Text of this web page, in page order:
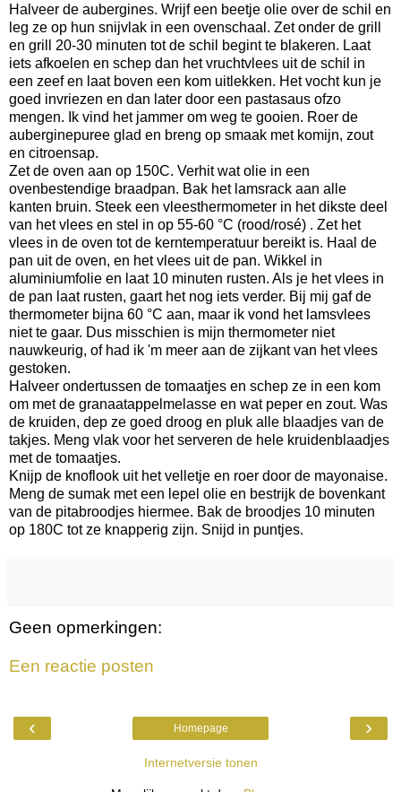
Halveer de aubergines. Wrijf een beetje olie over de schil en
leg ze op hun snijvlak in een ovenschaal. Zet onder de grill
en grill 20-30 minuten tot de schil begint te blakeren. Laat
iets afkoelen en schep dan het vruchtvlees uit de schil in
een zeef en laat boven een kom uitlekken. Het vocht kun je
goed invriezen en dan later door een pastasaus ofzo
mengen. Ik vind het jammer om weg te gooien. Roer de
auberginepuree glad en breng op smaak met komijn, zout
en citroensap.
Zet de oven aan op 150C. Verhit wat olie in een
ovenbestendige braadpan. Bak het lamsrack aan alle
kanten bruin. Steek een vleesthermometer in het dikste deel
van het vlees en stel in op 55-60 °C (rood/rosé) . Zet het
vlees in de oven tot de kerntemperatuur bereikt is. Haal de
pan uit de oven, en het vlees uit de pan. Wikkel in
aluminiumfolie en laat 10 minuten rusten. Als je het vlees in
de pan laat rusten, gaart het nog iets verder. Bij mij gaf de
thermometer bijna 60 °C aan, maar ik vond het lamsvlees
niet te gaar. Dus misschien is mijn thermometer niet
nauwkeurig, of had ik 'm meer aan de zijkant van het vlees
gestoken.
Halveer ondertussen de tomaatjes en schep ze in een kom
om met de granaatappelmelasse en wat peper en zout. Was
de kruiden, dep ze goed droog en pluk alle blaadjes van de
takjes. Meng vlak voor het serveren de hele kruidenblaadjes
met de tomaatjes.
Knijp de knoflook uit het velletje en roer door de mayonaise.
Meng de sumak met een lepel olie en bestrijk de bovenkant
van de pitabroodjes hiermee. Bak de broodjes 10 minuten
op 180C tot ze knapperig zijn. Snijd in puntjes.
Geen opmerkingen:
Een reactie posten
‹ ›
Homepage
Internetversie tonen